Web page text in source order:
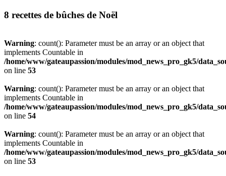
8 recettes de bûches de Noël
Warning: count(): Parameter must be an array or an object that
implements Countable in
/home/www/gateaupassion/modules/mod_news_pro_gk5/
on line 53
Warning: count(): Parameter must be an array or an object that
implements Countable in
/home/www/gateaupassion/modules/mod_news_pro_gk5/
on line 54
Warning: count(): Parameter must be an array or an object that
implements Countable in
/home/www/gateaupassion/modules/mod_news_pro_gk5/
on line 53